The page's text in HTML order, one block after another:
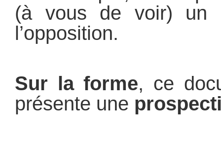
(à vous de voir) un
l’opposition.
Sur la forme, ce
présente une